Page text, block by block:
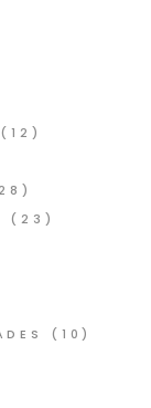
(12)
(23)
(10)